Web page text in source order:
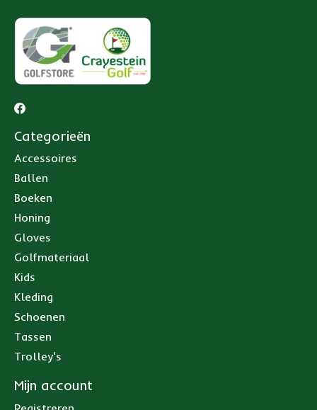
Categorieën
Accessoires
Ballen
Boeken
Honing
Gloves
Golfmateriaal
Kids
Kleding
Schoenen
Tassen
Trolley's
Mijn account